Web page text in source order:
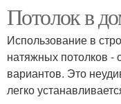
Потолок в
Использование в
натяжных потолков -
вариантов. Это
легко